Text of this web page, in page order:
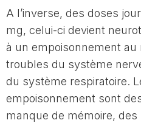
A l’inverse, des doses
mg, celui-ci devient
à un empoisonnement
troubles du système
du système respiratoire.
empoisonnement sont
manque de mémoire,